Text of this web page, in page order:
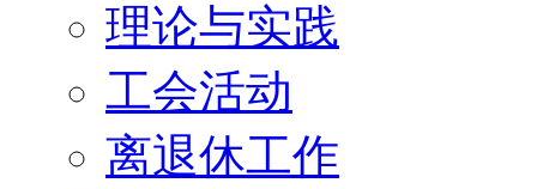
理论与实践
工会活动
离退休工作